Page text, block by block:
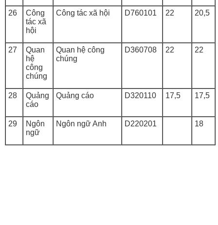
26
Công
tác xã
hội
Công tác xã hội D760101 22 20,5
27
Quan
hệ
công
chúng
Quan hệ công
chúng
D360708 22 22
28
Quảng
cáo
Quảng cáo D320110 17,5 17,5
29
Ngôn
ngữ
Ngôn ngữ Anh D220201 18